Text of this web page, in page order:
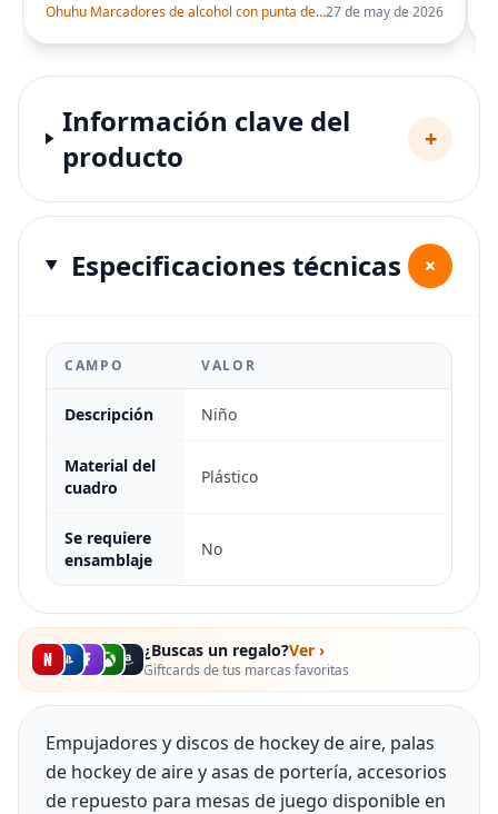
Ohuhu Marcadores de alcohol con punta de pincel – Juego de marcadores artísticos de doble punta con certificación AP para artistas adultos27 de may de 2026
Información clave del
producto
+
Especificaciones técnicas +
CAMPO VALOR
Descripción Niño
Material del
cuadro
Plástico
Se requiere
ensamblaje
No
¿Buscas un regalo?Ver ›
Giftcards de tus marcas favoritas
Empujadores y discos de hockey de aire, palas
de hockey de aire y asas de portería, accesorios
de repuesto para mesas de juego disponible en